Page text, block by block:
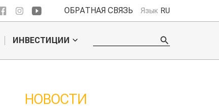
ОБРАТНАЯ СВЯЗЬ Язык RU
ИНВЕСТИЦИИ
НОВОСТИ